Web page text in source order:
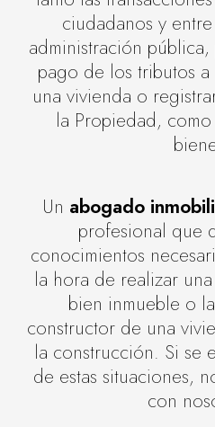
ciudadanos y
administración
pago de los tributos
una vivienda o
la Propiedad,
Un abogado
profesional que
conocimientos
la hora de realizar
bien inmueble o
constructor de una
la construcción. Si se
de estas situaciones,
con